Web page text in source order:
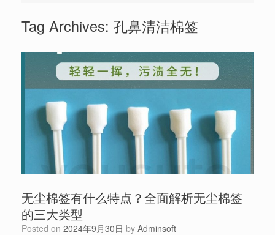
Tag Archives: 孔鼻清洁棉签
无尘棉签有什么特点？全面解析无尘棉签
的三大类型
Posted on 2024年9月30日 by Adminsoft